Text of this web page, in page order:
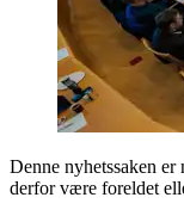
Denne nyhetssaken er
derfor være foreldet